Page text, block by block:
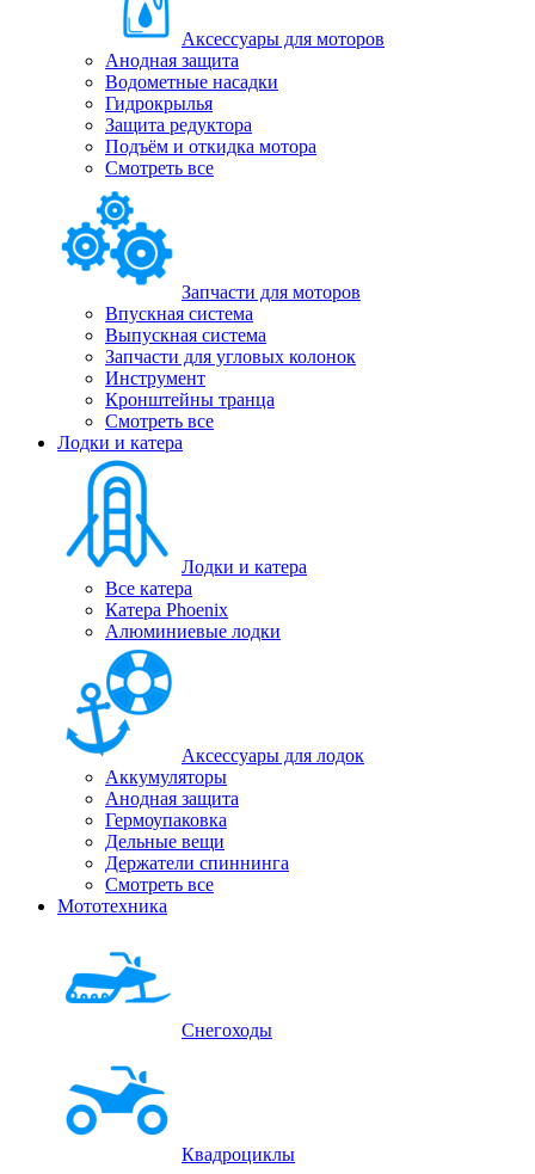
Аксессуары для моторов
Анодная защита
Водометные насадки
Гидрокрылья
Защита редуктора
Подъём и откидка мотора
Смотреть все
Запчасти для моторов
Впускная система
Выпускная система
Запчасти для угловых колонок
Инструмент
Кронштейны транца
Смотреть все
Лодки и катера
Лодки и катера
Все катера
Катера Phoenix
Алюминиевые лодки
Аксессуары для лодок
Аккумуляторы
Анодная защита
Гермоупаковка
Дельные вещи
Держатели спиннинга
Смотреть все
Мототехника
Снегоходы
Квадроциклы